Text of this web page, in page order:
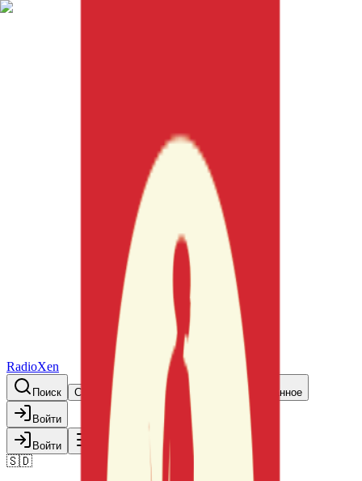
RadioXen
Поиск Страны Карта Избранное
Войти
Войти
🇸🇩